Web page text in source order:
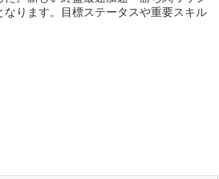
ります。目標ステータスや重要スキル